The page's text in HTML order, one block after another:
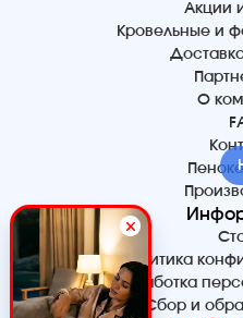
Акции
Кровельные и
О
Политика
Обработка
Сбор и